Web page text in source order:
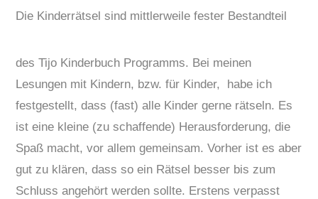
Die Kinderrätsel sind mittlerweile fester Bestandteil
des Tijo Kinderbuch Programms. Bei meinen
Lesungen mit Kindern, bzw. für Kinder, habe ich
festgestellt, dass (fast) alle Kinder gerne rätseln. Es
ist eine kleine (zu schaffende) Herausforderung, die
Spaß macht, vor allem gemeinsam. Vorher ist es aber
gut zu klären, dass so ein Rätsel besser bis zum
Schluss angehört werden sollte. Erstens verpasst